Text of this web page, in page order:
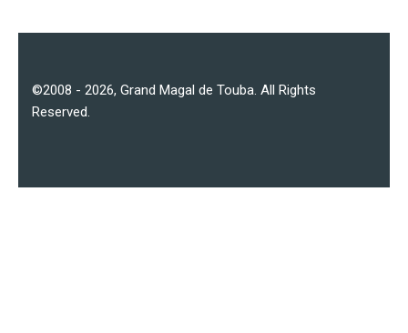
©2008 - 2026, Grand Magal de Touba . All Rights
Reserved.